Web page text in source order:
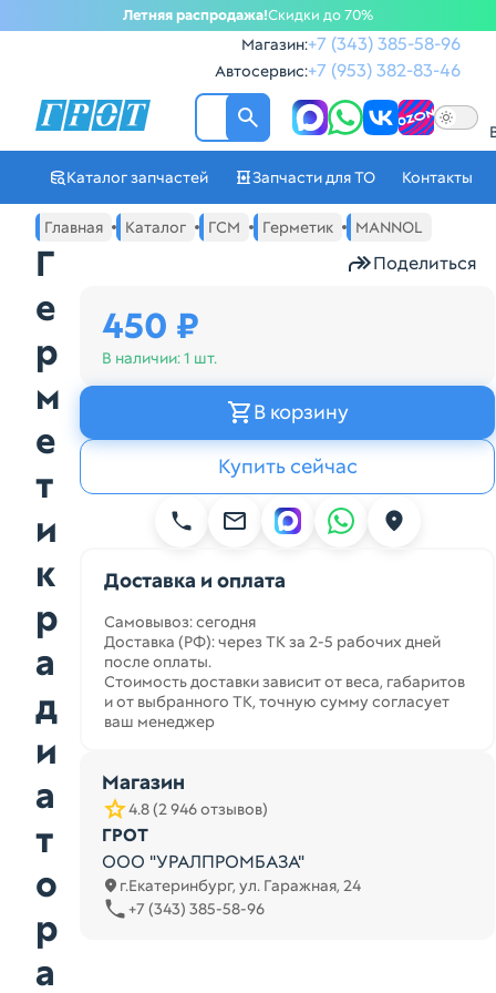
Летняя распродажа!Скидки до 70%
Магазин:+7 (343) 385-58-96
Автосервис:+7 (953) 382-83-46
ГРОТ - Автозапчасти в
Каталог запчастей Запчасти для ТО Контакты
Навигация по сайту автозапчастей ГРОТ
Основное меню навигации интернет-магазина
Главная Каталог ГСМ Герметик MANNOL
Г
е
р
м
е
т
и
к
р
а
д
и
а
т
о
р
а
Поделиться
450 ₽
В наличии:1 шт.
В корзину
Купить сейчас
Доставка и оплата
Самовывоз: сегодня
Доставка (РФ): через ТК за 2-5 рабочих дней
после оплаты.
Стоимость доставки зависит от веса, габаритов
и от выбранного ТК, точную сумму согласует
ваш менеджер
Магазин
4.8 (2 946 отзывов)
ГРОТ
ООО "УРАЛПРОМБАЗА"
г.Екатеринбург, ул. Гаражная, 24
+7 (343) 385-58-96